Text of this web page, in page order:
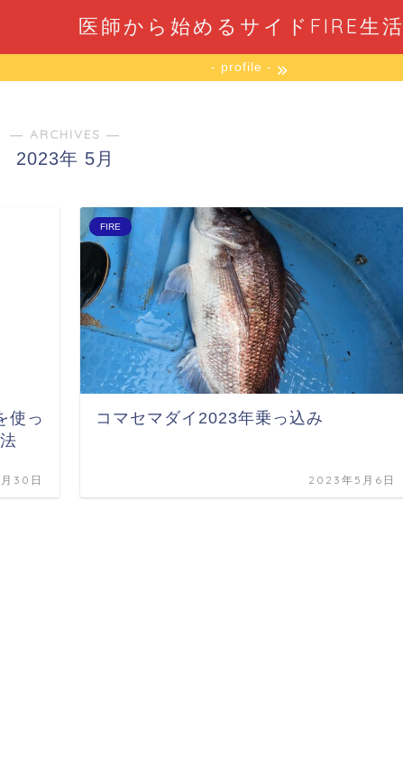
医師から始めるサイドFIRE生活
- profile -
― ARCHIVES ―
2023年 5月
使っ
30日
FIRE
コマセマダイ2023年乗っ込み
2023年5月6日